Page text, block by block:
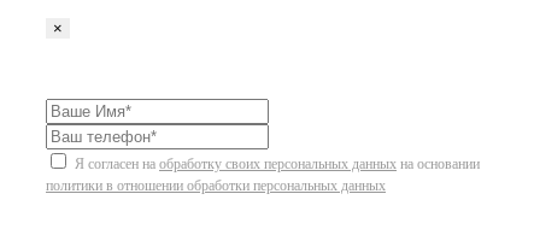
×
Я согласен на обработку своих персональных данных на основании
политики в отношении обработки персональных данных